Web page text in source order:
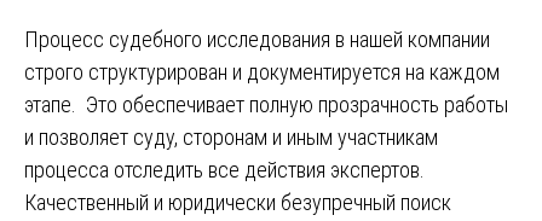
Процесс судебного исследования в нашей компании
строго структурирован и документируется на каждом
этапе. Это обеспечивает полную прозрачность работы
и позволяет суду, сторонам и иным участникам
процесса отследить все действия экспертов.
Качественный и юридически безупречный поиск